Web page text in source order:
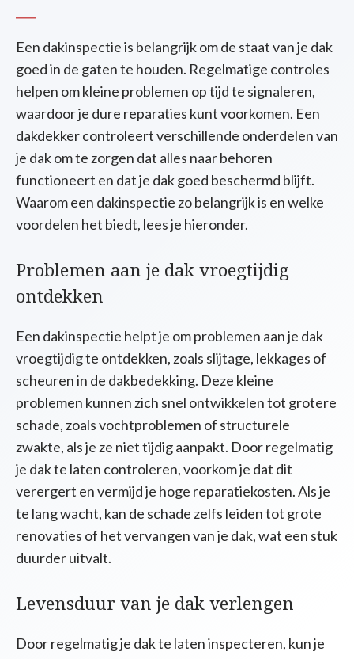
Een dakinspectie is belangrijk om de staat van je dak
goed in de gaten te houden. Regelmatige controles
helpen om kleine problemen op tijd te signaleren,
waardoor je dure reparaties kunt voorkomen. Een
dakdekker controleert verschillende onderdelen van
je dak om te zorgen dat alles naar behoren
functioneert en dat je dak goed beschermd blijft.
Waarom een dakinspectie zo belangrijk is en welke
voordelen het biedt, lees je hieronder.
Problemen aan je dak vroegtijdig
ontdekken
Een dakinspectie helpt je om problemen aan je dak
vroegtijdig te ontdekken, zoals slijtage, lekkages of
scheuren in de dakbedekking. Deze kleine
problemen kunnen zich snel ontwikkelen tot grotere
schade, zoals vochtproblemen of structurele
zwakte, als je ze niet tijdig aanpakt. Door regelmatig
je dak te laten controleren, voorkom je dat dit
verergert en vermijd je hoge reparatiekosten. Als je
te lang wacht, kan de schade zelfs leiden tot grote
renovaties of het vervangen van je dak, wat een stuk
duurder uitvalt.
Levensduur van je dak verlengen
Door regelmatig je dak te laten inspecteren, kun je